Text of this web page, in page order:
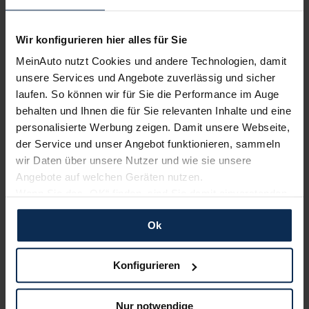
Wir konfigurieren hier alles für Sie
MeinAuto nutzt Cookies und andere Technologien, damit
unsere Services und Angebote zuverlässig und sicher
laufen. So können wir für Sie die Performance im Auge
behalten und Ihnen die für Sie relevanten Inhalte und eine
personalisierte Werbung zeigen. Damit unsere Webseite,
der Service und unser Angebot funktionieren, sammeln
wir Daten über unsere Nutzer und wie sie unsere
Angebote auf welchen Geräten nutzen.
und erlauben uns Cookies für unseren Service zu
verwenden und diese Daten an Dritte weiterzugeben,
etwa an unsere Marketingpartner. Falls Sie dem nicht
zustimmen möchten, beschränken wir uns auf die
dann nicht auf Sie zuschneiden und Sie somit nicht
Ok
Konfigurieren
Nur notwendige
Anbieter
Lenhard Automobile GmbH
Germersheimer Straße 153
DE-67360 Lingenfeld
Details zum Händler
Anbieter anrufen
Unverbindliches Angebot des angegebenen Händlers. Zwischenverkauf und
Irrtümer vorbehalten. Die Fahrzeugbeschreibung dient lediglich der allgemeinen
Sinne dar. Den genauen Ausstattungsumfang erhalten Sie von direkt vom Händler.
MeinAuto.de übernimmt keine Gewähr für die Richtigkeit der Angaben im Inserat.
Weitere Angebote dieses Anbieters